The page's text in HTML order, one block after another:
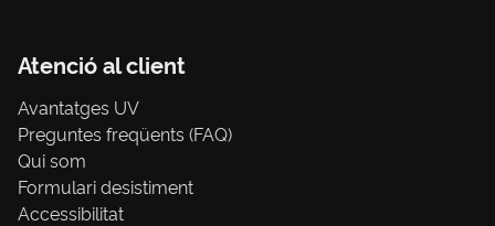
Atenció al client
Avantatges UV
Preguntes freqüents (FAQ)
Qui som
Formulari desistiment
Accessibilitat